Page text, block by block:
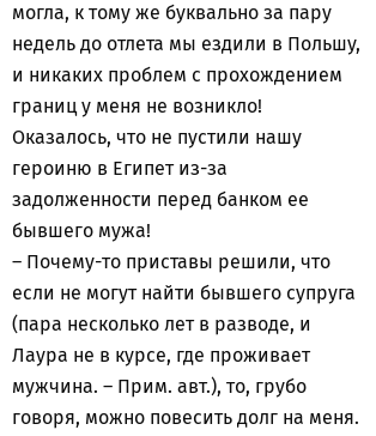
могла, к тому же буквально за пару
недель до отлета мы ездили в Польшу,
и никаких проблем с прохождением
границ у меня не возникло!
Оказалось, что не пустили нашу
героиню в Египет из-за
задолженности перед банком ее
бывшего мужа!
– Почему-то приставы решили, что
если не могут найти бывшего супруга
(пара несколько лет в разводе, и
Лаура не в курсе, где проживает
мужчина. – Прим. авт.), то, грубо
говоря, можно повесить долг на меня.